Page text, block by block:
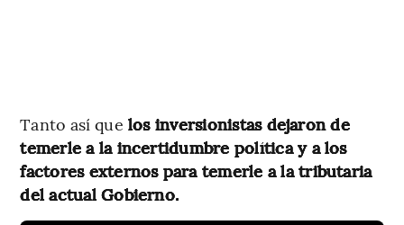
Tanto así que los inversionistas dejaron de
temerle a la incertidumbre política y a los
factores externos para temerle a la tributaria
del actual Gobierno.